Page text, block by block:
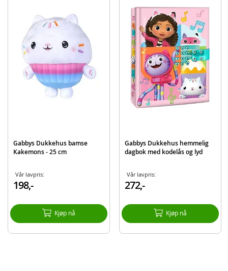
Gabbys dukkehus
Gabbys Dukkehus bamse
Kakemons - 25 cm
Vår lavpris:
198,-
Kjøp nå
Gabbys Dukkehus hemmelig
dagbok med kodelås og lyd
Vår lavpris:
272,-
Kjøp nå